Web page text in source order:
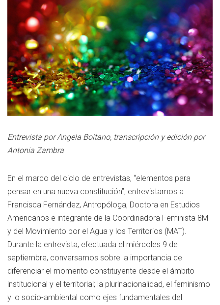
Entrevista por Angela Boitano, transcripción y edición por
Antonia Zambra
En el marco del ciclo de entrevistas, “elementos para
pensar en una nueva constitución”, entrevistamos a
Francisca Fernández, Antropóloga, Doctora en Estudios
Americanos e integrante de la Coordinadora Feminista 8M
y del Movimiento por el Agua y los Territorios (MAT).
Durante la entrevista, efectuada el miércoles 9 de
septiembre, conversamos sobre la importancia de
diferenciar el momento constituyente desde el ámbito
institucional y el territorial; la plurinacionalidad, el feminismo
y lo socio-ambiental como ejes fundamentales del